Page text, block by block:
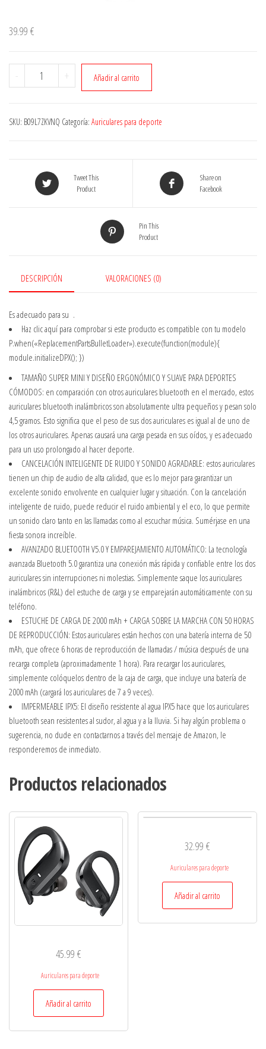
39.99 €
- Cantidad + Añadir al carrito
SKU: B09L7ZKVNQ Categoría: Auriculares para deporte
Tweet This
Product
Share on
Facebook
Pin This
Product
DESCRIPCIÓN VALORACIONES (0)
Es adecuado para su .
Haz clic aquí para comprobar si este producto es compatible con tu modelo
P.when(«ReplacementPartsBulletLoader»).execute(function(module){
module.initializeDPX(); })
TAMAÑO SUPER MINI Y DISEÑO ERGONÓMICO Y SUAVE PARA DEPORTES
CÓMODOS: en comparación con otros auriculares bluetooth en el mercado, estos
auriculares bluetooth inalámbricos son absolutamente ultra pequeños y pesan solo
4,5 gramos. Esto significa que el peso de sus dos auriculares es igual al de uno de
los otros auriculares. Apenas causará una carga pesada en sus oídos, y es adecuado
para un uso prolongado al hacer deporte.
CANCELACIÓN INTELIGENTE DE RUIDO Y SONIDO AGRADABLE: estos auriculares
tienen un chip de audio de alta calidad, que es lo mejor para garantizar un
excelente sonido envolvente en cualquier lugar y situación. Con la cancelación
inteligente de ruido, puede reducir el ruido ambiental y el eco, lo que permite
un sonido claro tanto en las llamadas como al escuchar música. Sumérjase en una
fiesta sonora increíble.
AVANZADO BLUETOOTH V5.0 Y EMPAREJAMIENTO AUTOMÁTICO: La tecnología
avanzada Bluetooth 5.0 garantiza una conexión más rápida y confiable entre los dos
auriculares sin interrupciones ni molestias. Simplemente saque los auriculares
inalámbricos (R&L) del estuche de carga y se emparejarán automáticamente con su
teléfono.
ESTUCHE DE CARGA DE 2000 mAh + CARGA SOBRE LA MARCHA CON 50 HORAS
DE REPRODUCCIÓN: Estos auriculares están hechos con una batería interna de 50
mAh, que ofrece 6 horas de reproducción de llamadas / música después de una
recarga completa (aproximadamente 1 hora). Para recargar los auriculares,
simplemente colóquelos dentro de la caja de carga, que incluye una batería de
2000 mAh (cargará los auriculares de 7 a 9 veces).
IMPERMEABLE IPX5: El diseño resistente al agua IPX5 hace que los auriculares
bluetooth sean resistentes al sudor, al agua y a la lluvia. Si hay algún problema o
sugerencia, no dude en contactarnos a través del mensaje de Amazon, le
responderemos de inmediato.
Productos relacionados
45.99 €
Auriculares para deporte
Añadir al carrito
32.99€
Auriculares para deporte
Añadir al carrito